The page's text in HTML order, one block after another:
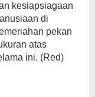
kesiapsiagaan
di
pekan
atas
ini. (Red)